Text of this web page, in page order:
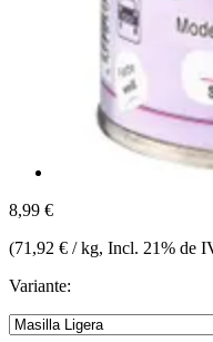
8,99 €
(71,92 € / kg, Incl. 21% de
Variante: